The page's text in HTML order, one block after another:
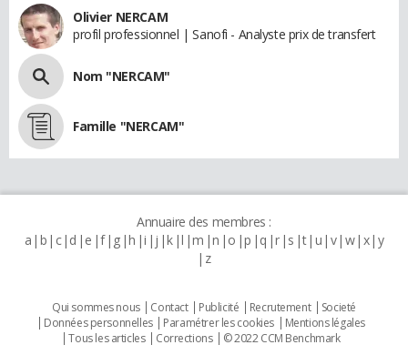
Olivier NERCAM
profil professionnel | Sanofi - Analyste prix de transfert
Nom "NERCAM"
Famille "NERCAM"
Annuaire des membres :
a b c d e f g h i j k l m n o p q r s t u v w x y
z
Qui sommes nous Contact Publicité Recrutement
Societé
Données personnelles
Paramétrer les cookies
Mentions légales
Tous les articles
Corrections © 2022 CCM Benchmark